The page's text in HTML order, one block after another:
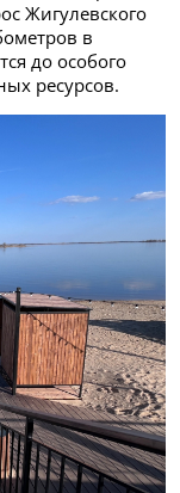
Жигулевского
в
до особого
ресурсов.